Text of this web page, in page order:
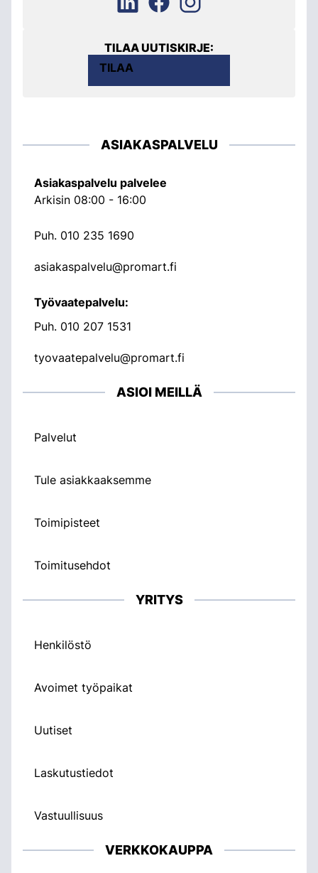
TILAA UUTISKIRJE:
TILAA
ASIAKASPALVELU
Asiakaspalvelu palvelee
Arkisin 08:00 - 16:00
Puh. 010 235 1690
asiakaspalvelu@promart.fi
Työvaatepalvelu:
Puh. 010 207 1531
tyovaatepalvelu@promart.fi
ASIOI MEILLÄ
Palvelut
Tule asiakkaaksemme
Toimipisteet
Toimitusehdot
YRITYS
Henkilöstö
Avoimet työpaikat
Uutiset
Laskutustiedot
Vastuullisuus
VERKKOKAUPPA